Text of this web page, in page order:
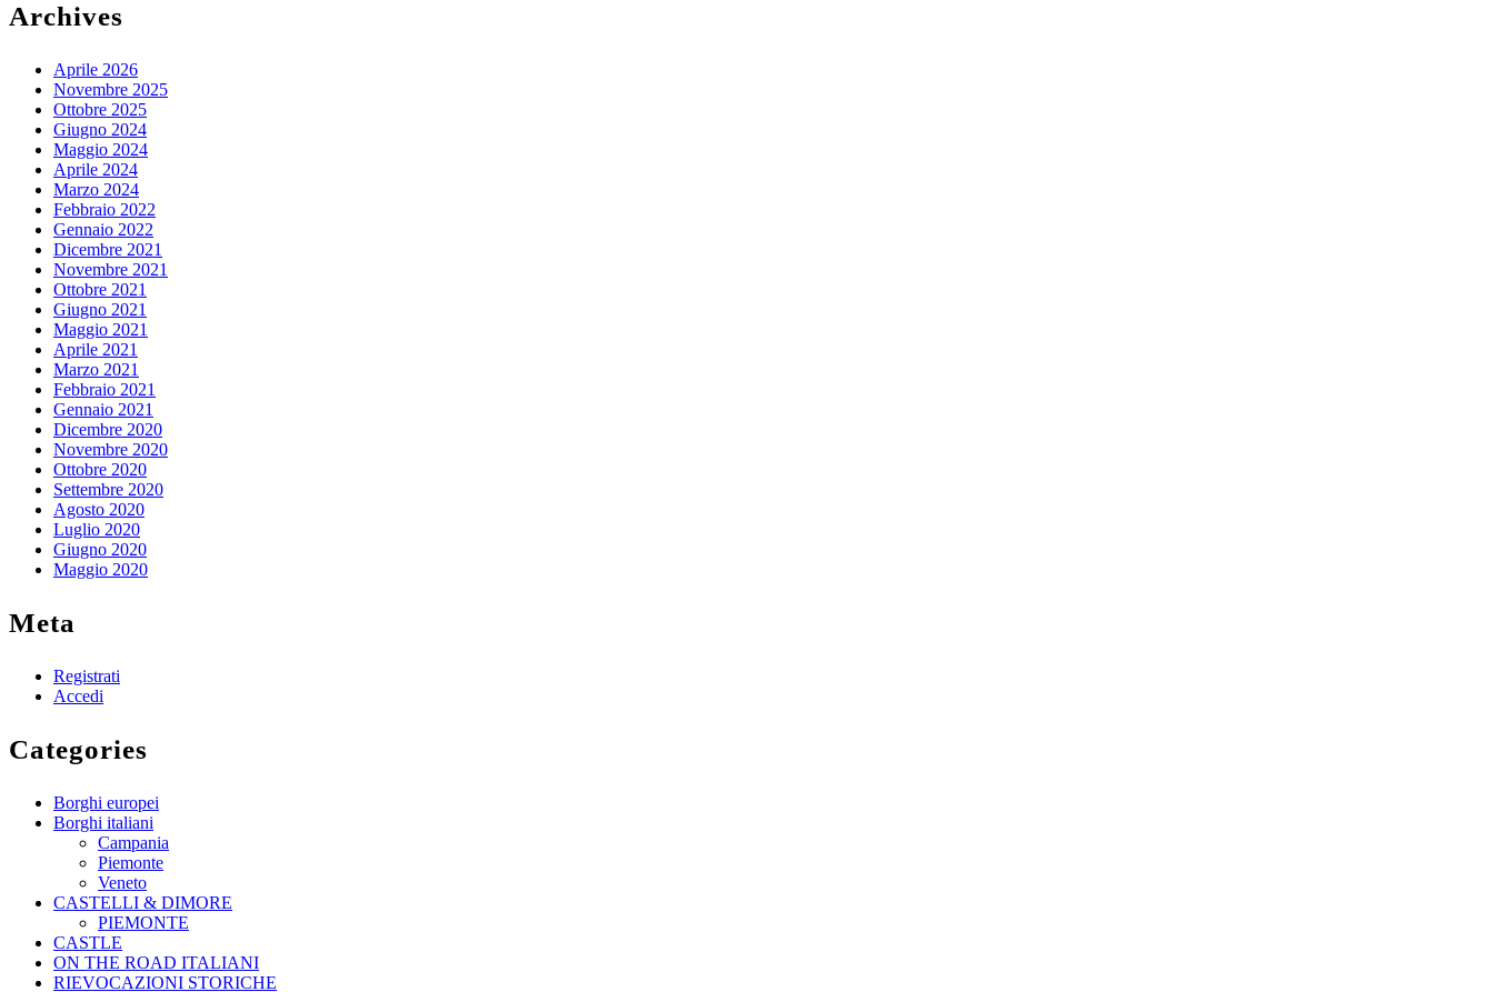
Archives
Aprile 2026
Novembre 2025
Ottobre 2025
Giugno 2024
Maggio 2024
Aprile 2024
Marzo 2024
Febbraio 2022
Gennaio 2022
Dicembre 2021
Novembre 2021
Ottobre 2021
Giugno 2021
Maggio 2021
Aprile 2021
Marzo 2021
Febbraio 2021
Gennaio 2021
Dicembre 2020
Novembre 2020
Ottobre 2020
Settembre 2020
Agosto 2020
Luglio 2020
Giugno 2020
Maggio 2020
Meta
Registrati
Accedi
Categories
Borghi europei
Borghi italiani
Campania
Piemonte
Veneto
CASTELLI & DIMORE
PIEMONTE
CASTLE
ON THE ROAD ITALIANI
RIEVOCAZIONI STORICHE